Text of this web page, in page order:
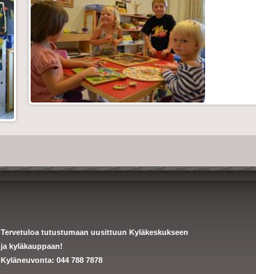
Tervetuloa tutustumaan uusittuun Kyläkeskukseen
ja kyläkauppaan!
Kyläneuvonta: 044 788 7878